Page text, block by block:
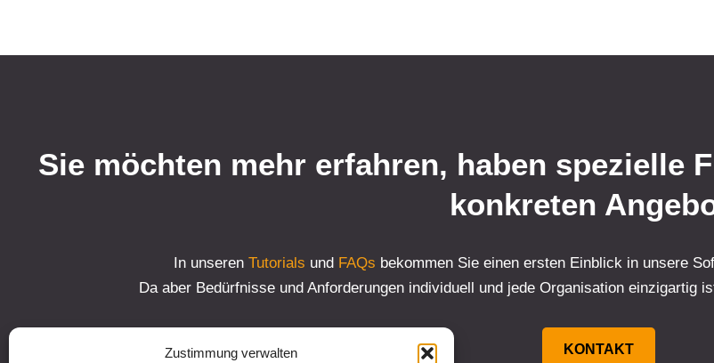
Zustimmung verwalten
Sie möchten mehr erfahren, haben spezielle
konkreten
In unseren Tutorials und FAQs bekommen Sie einen ersten Einblick in unsere
Da aber Bedürfnisse und Anforderungen individuell und jede Organisation einzigartig
KONTAKT